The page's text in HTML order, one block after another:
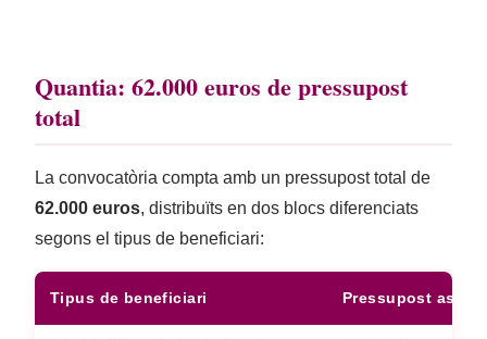
Quantia: 62.000 euros de pressupost
total
La convocatòria compta amb un pressupost total de
62.000 euros, distribuïts en dos blocs diferenciats
segons el tipus de beneficiari:
Tipus de beneficiari Pressupost